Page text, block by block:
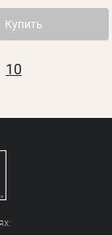
Купить
10